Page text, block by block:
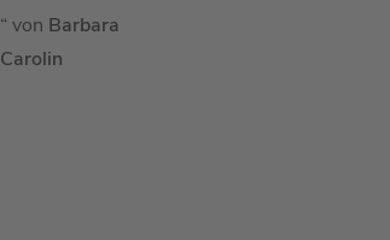
“ von Barbara
Carolin